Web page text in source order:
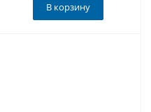
В корзину